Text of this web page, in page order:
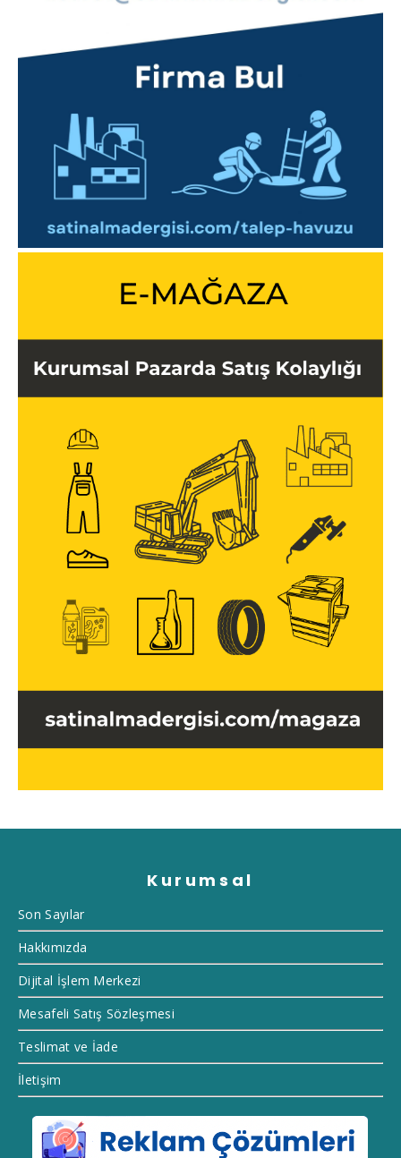
Kurumsal
Son Sayılar
Hakkımızda
Dijital İşlem Merkezi
Mesafeli Satış Sözleşmesi
Teslimat ve İade
İletişim